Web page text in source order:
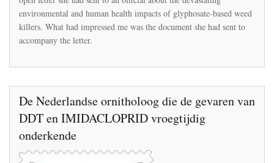
Dr
Rosemary
Mason
environmental and human health impacts of glyphosate-based weed
killers. What had impressed me was the document she had sent to
accompany the letter.
De Nederlandse ornitholoog die de gevaren van
DDT en IMIDACLOPRID vroegtijdig
onderkende